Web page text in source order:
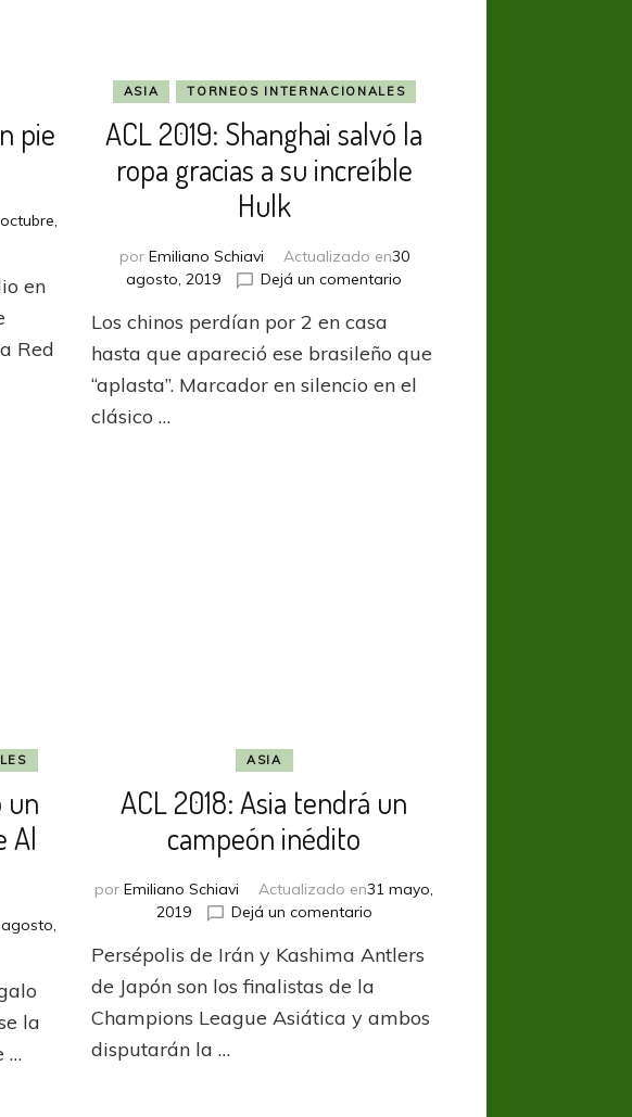
pie
en
Red
ASIA TORNEOS INTERNACIONALES
ACL 2019: Shanghai salvó la
ropa gracias a su increíble
Hulk
por Emiliano Schiavi Actualizado en30
agosto, 2019
Dejá un comentario
Shanghai
salvó
la
Los chinos perdían por 2 en casa
hasta que apareció ese brasileño que
“aplasta”. Marcador en silencio en el
clásico …
un
Al
la
…
ASIA
ACL 2018: Asia tendrá un
campeón inédito
porEmiliano Schiavi Actualizado en31 mayo,
2019
Dejá un comentarioen
2018:
Asia
un
Persépolis de Irán y Kashima Antlers
de Japón son los finalistas de la
Champions League Asiática y ambos
disputarán la …